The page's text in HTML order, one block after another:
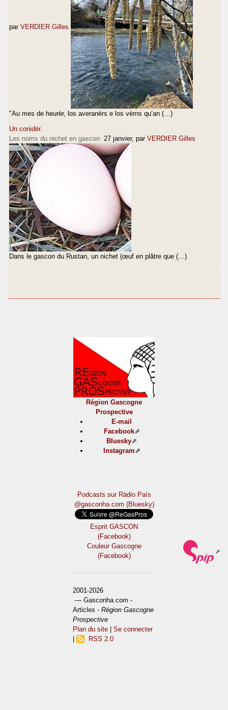
par VERDIER Gilles
"Au mes de heurèr, los averanèrs e los vèrns qu’an (…)
Un conidèr.
Les noms du nichet en gascon. 27 janvier, par VERDIER Gilles
Dans le gascon du Rustan, un nichet (œuf en plâtre que (…)
Région Gascogne
Prospective
E-mail
Facebook
Bluesky
Instagram
Podcasts sur Ràdio País
@gasconha.com (Bluesky)
Esprit GASCON
(Facebook)
Couleur Gascogne
(Facebook)
2001-2026
— Gasconha.com -
Articles -Région Gascogne
Prospective
Plan du site |Se connecter
RSS 2.0